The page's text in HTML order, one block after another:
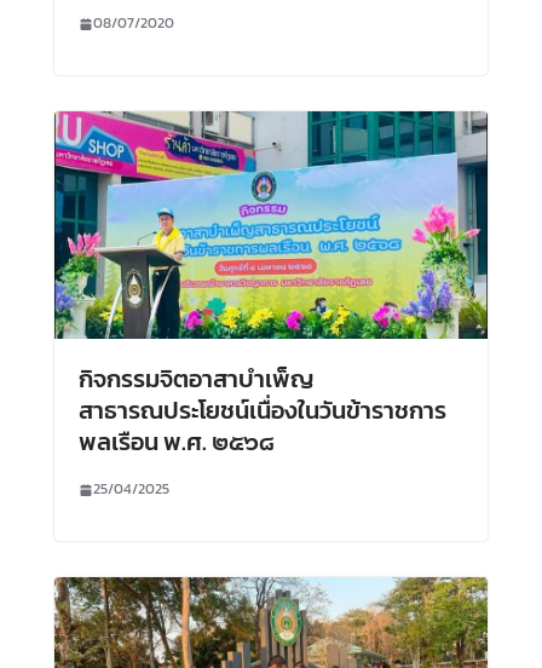
08/07/2020
กิจกรรมจิตอาสาบำเพ็ญ
สาธารณประโยชน์เนื่องในวันข้าราชการ
พลเรือน พ.ศ. ๒๕๖๘
25/04/2025